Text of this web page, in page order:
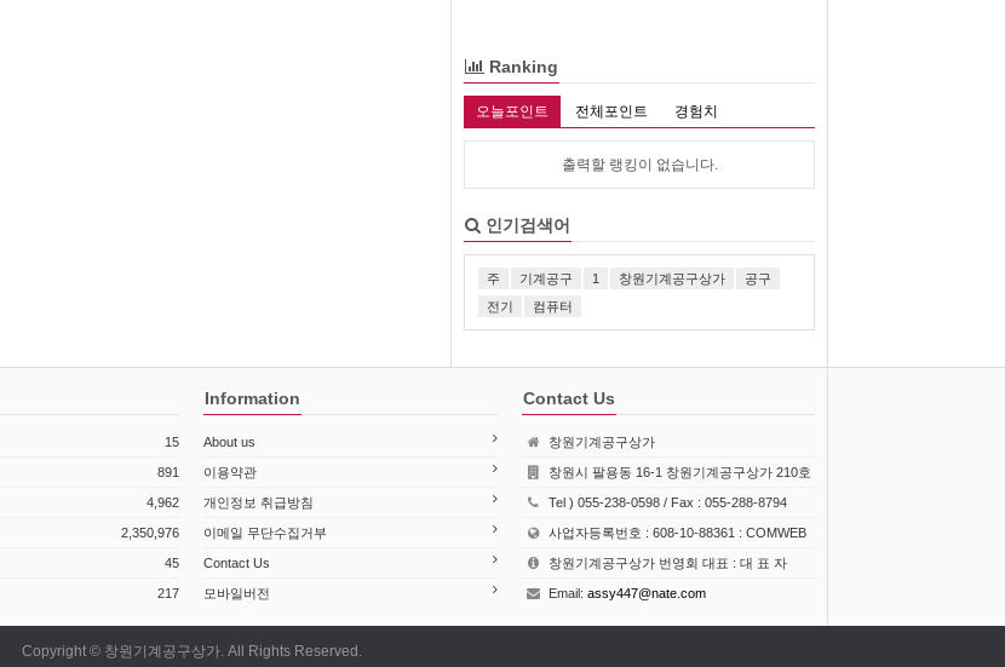
Ranking
오늘포인트 전체포인트 경험치
출력할 랭킹이 없습니다.
인기검색어
주 기계공구 1 창원기계공구상가
공구
전기
컴퓨터
15
891
4,962
2,350,976
45
217
Information
About us
이용약관
개인정보 취급방침
이메일 무단수집거부
Contact Us
모바일버전
Contact Us
창원기계공구상가
창원시 팔용동 16-1 창원기계공구상가 210호
Tel ) 055-238-0598 / Fax : 055-288-8794
사업자등록번호 : 608-10-88361 : COMWEB
창원기계공구상가 번영회 대표 : 대 표 자
Email: assy447@nate.com
Copyright © 창원기계공구상가. All Rights Reserved.